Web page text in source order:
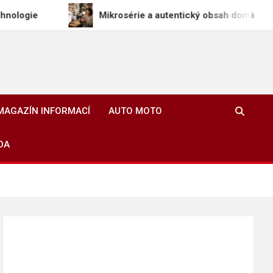
Mikrosérie a autentický obsah dominují na
INFORMACÍ AUTO MOTO